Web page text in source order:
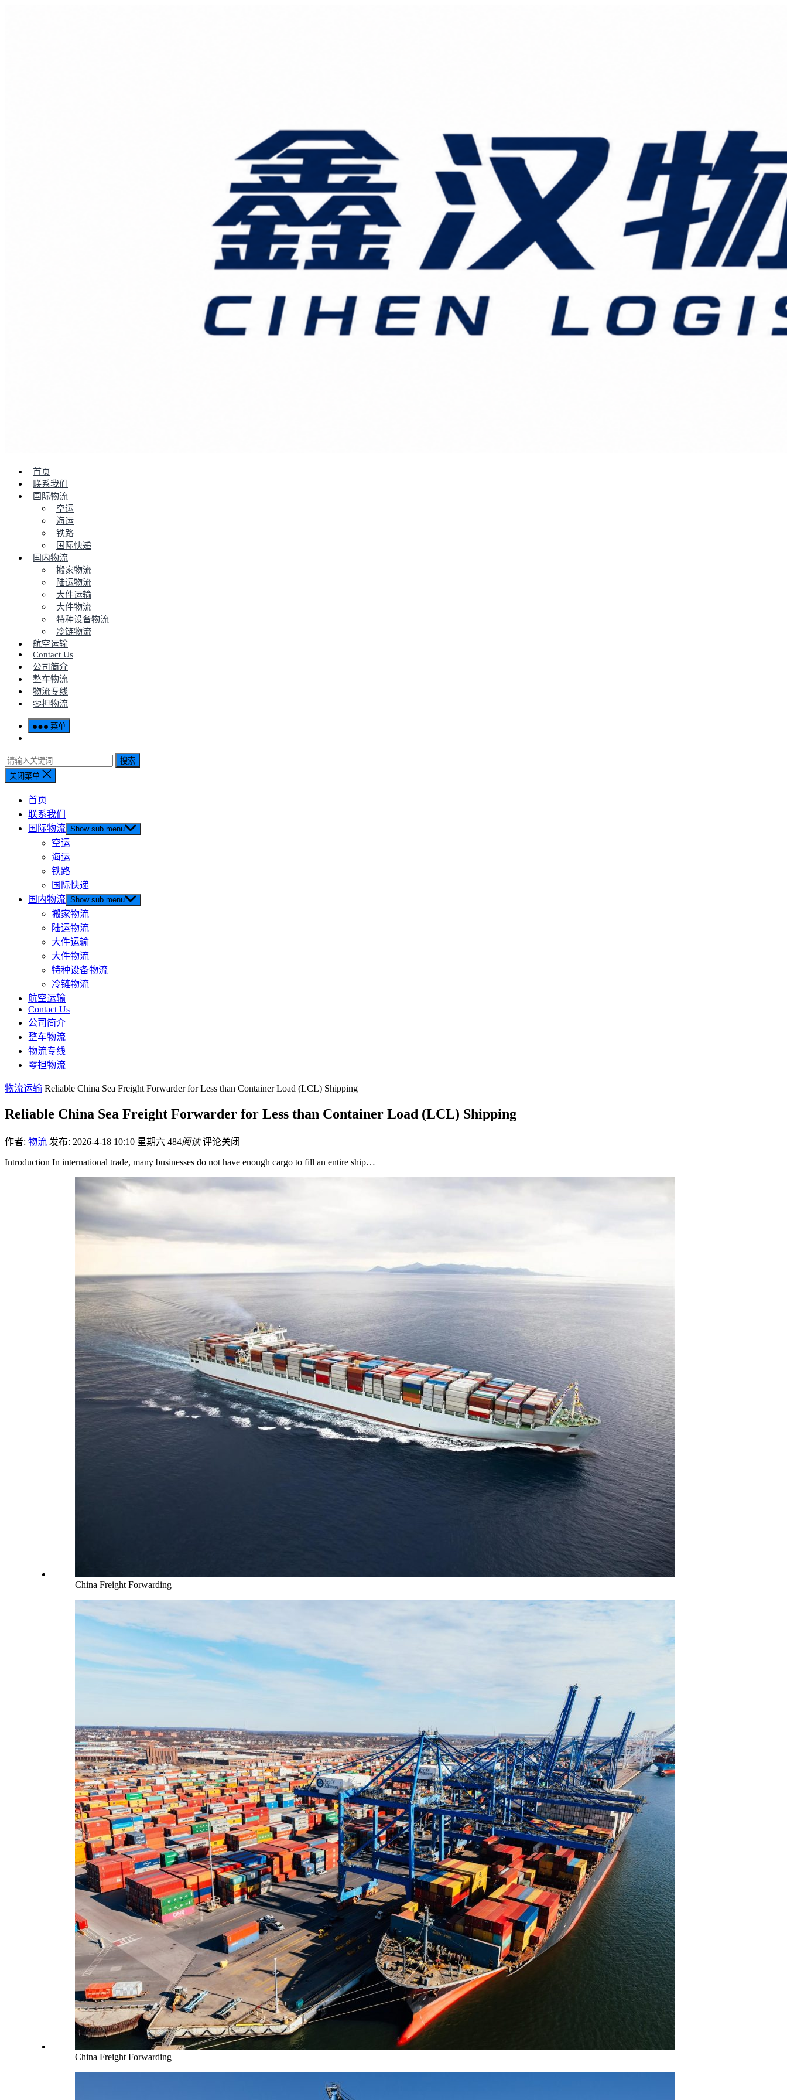
首页
联系我们
国际物流
空运
海运
铁路
国际快递
国内物流
搬家物流
陆运物流
大件运输
大件物流
特种设备物流
冷链物流
航空运输
Contact Us
公司简介
整车物流
物流专线
零担物流
菜单
搜索
关闭菜单
首页
联系我们
国际物流 Show sub menu
空运
海运
铁路
国际快递
国内物流 Show sub menu
搬家物流
陆运物流
大件运输
大件物流
特种设备物流
冷链物流
航空运输
Contact Us
公司简介
整车物流
物流专线
零担物流
物流运输 Reliable China Sea Freight Forwarder for Less than Container Load (LCL) Shipping
Reliable China Sea Freight Forwarder for Less than Container Load (LCL) Shipping
作者: 物流 发布: 2026-4-18 10:10 星期六 484阅读 评论关闭
Introduction In international trade, many businesses do not have enough cargo to fill an entire ship…
China Freight Forwarding
China Freight Forwarding